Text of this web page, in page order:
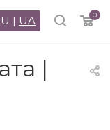
0
| UA
|